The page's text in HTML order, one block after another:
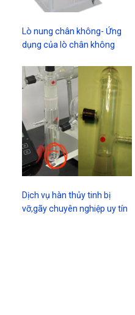
Lò nung chân không- Ứng
dụng của lò chân không
Dịch vụ hàn thủy tinh bị
vỡ,gãy chuyên nghiệp uy tín